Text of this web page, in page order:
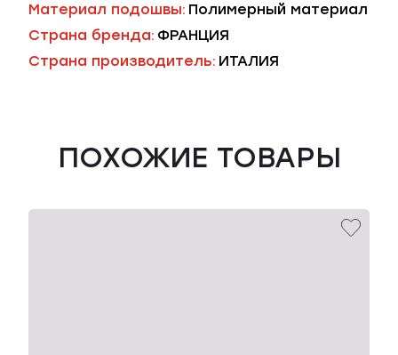
Материал подошвы: Полимерный материал
Страна бренда: ФРАНЦИЯ
Страна производитель: ИТАЛИЯ
ПОХОЖИЕ ТОВАРЫ